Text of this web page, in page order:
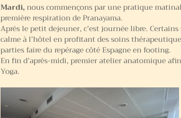
Mardi, nous commençons par une pratique
première respiration de Pranayama.
Après le petit dejeuner, c’est journée libre.
calme à l’hôtel en profitant des soins
parties faire du repérage côté Espagne en footing.
En fin d’après-midi, premier atelier anatomique
Yoga.